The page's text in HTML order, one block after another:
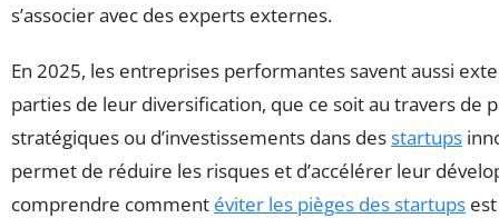
s’associer avec des experts externes.
En 2025, les entreprises performantes savent aussi
parties de leur diversification, que ce soit au travers de
stratégiques ou d’investissements dans desstartups
permet de réduire les risques et d’accélérer leur
comprendre comment éviter les pièges des startups